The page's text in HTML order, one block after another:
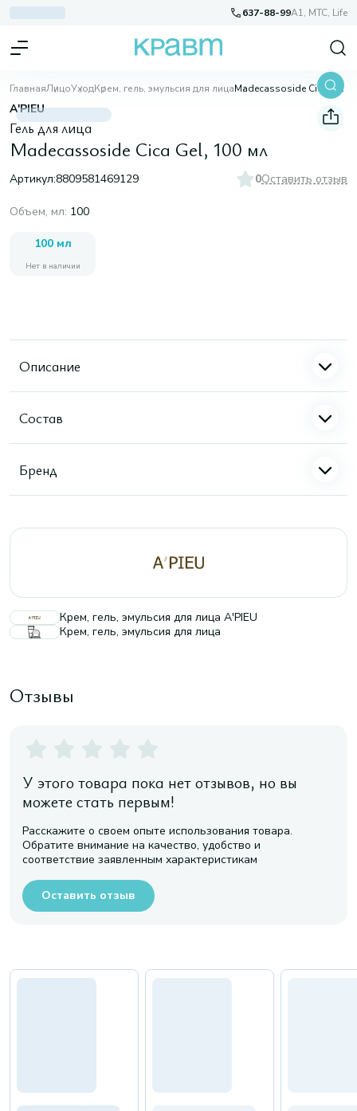
637-88-99A1, МТС, Life
ГлавнаяЛицоУходКрем, гель, эмульсия для лица Madecassoside Cica Gel, 100 мл
A'PIEU
Гель для лица
Madecassoside Cica Gel, 100 мл
Артикул:8809581469129 0Оставить отзыв
Объем, мл: 100
100 мл
Нет в наличии
Описание
Состав
Бренд
Крем, гель, эмульсия для лица A'PIEU
Крем, гель, эмульсия для лица
Отзывы
У этого товара пока нет отзывов, но вы
можете стать первым!
Расскажите о своем опыте использования товара.
Обратите внимание на качество, удобство и
соответствие заявленным характеристикам
Оставить отзыв